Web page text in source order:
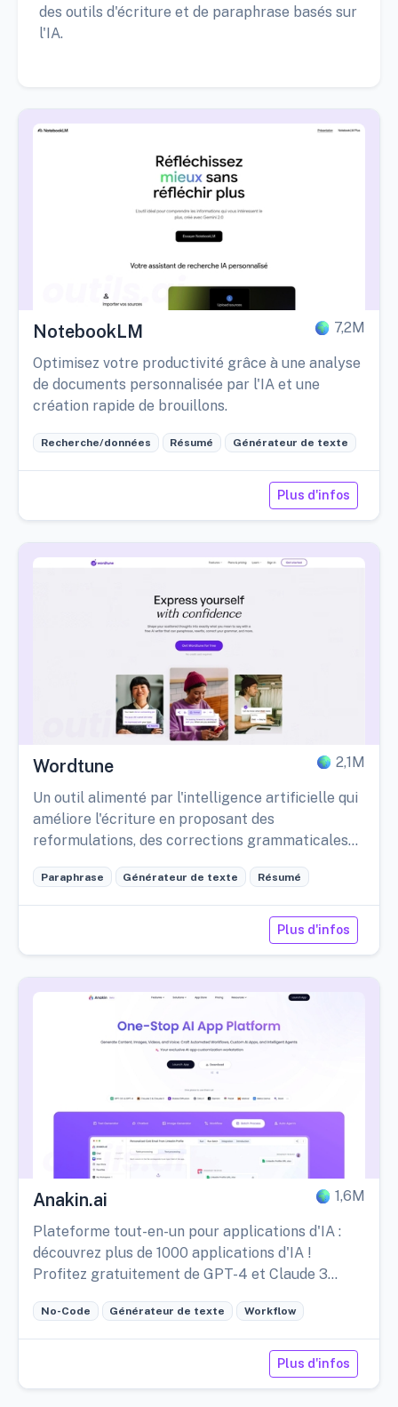
des outils d'écriture et de paraphrase basés sur
l'IA.
NotebookLM 7,2M
Optimisez votre productivité grâce à une analyse
de documents personnalisée par l'IA et une
création rapide de brouillons.
Recherche/données Résumé Générateur de texte
Plus d'infos
Wordtune 2,1M
Un outil alimenté par l'intelligence artificielle qui
améliore l'écriture en proposant des
reformulations, des corrections grammaticales
Paraphrase Générateur de texte Résumé
Plus d'infos
Anakin.ai 1,6M
Plateforme tout-en-un pour applications d'IA :
découvrez plus de 1000 applications d'IA !
Profitez gratuitement de GPT-4 et Claude 3
No-Code Générateur de texte Workflow
Plus d'infos